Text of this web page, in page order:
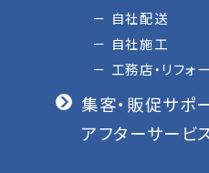
自社配送
自社施工
工務店・リフォ
集客・販促サポ
アフターサービ